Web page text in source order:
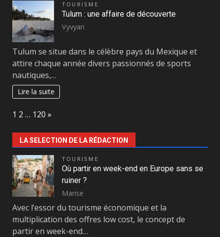
TOURISME
Tulum : une affaire de découverte
Vyvyan
Tulum se situe dans le célèbre pays du Mexique et
attire chaque année divers passionnés de sports
nautiques,…
Lire la suite
Page:
1 2 … 120 Next
»
LA SELECTION DE LA RÉDACTION
TOURISME
Où partir en week-end en Europe sans se
ruiner ?
Marise
Avec l’essor du tourisme économique et la
multiplication des offres low cost, le concept de
partir en week-end…